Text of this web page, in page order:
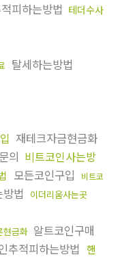
피하는방법 테더수사
탈세하는방법
재테크자금현금화
의 비트코인사는방
모든코인구입
비트코
법 이더리움사는곳
현금화 알트코인구매
추적피하는방법 핸